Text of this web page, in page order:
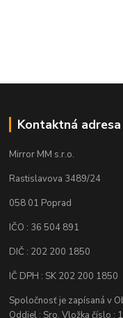
Kontaktná adresa
Mirror MM s.r.o.
Rastislavova 3489/24
058 01 Poprad
IČO : 36 504 891
DIČ : 202 200 1850
IČ DPH : SK 202 200 1850
Spoločnosť je zapísaná v
Oddiel : Sro, Vložka číslo :